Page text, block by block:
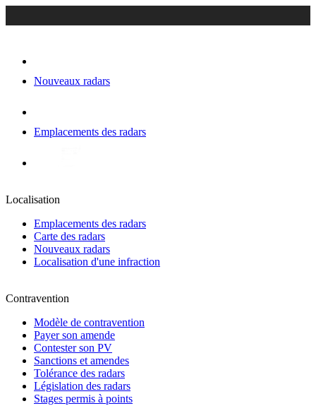
Nouveaux radars
Emplacements des radars
Localisation
Emplacements des radars
Carte des radars
Nouveaux radars
Localisation d'une infraction
Contravention
Modèle de contravention
Payer son amende
Contester son PV
Sanctions et amendes
Tolérance des radars
Législation des radars
Stages permis à points